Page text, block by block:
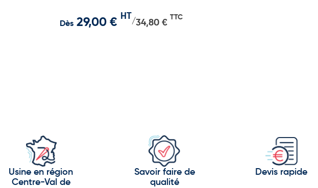
Dès 29,00 € HT
/34,80 €
TTC
Usine en région
Centre-Val de
Savoir faire de
qualité
Devis rapide